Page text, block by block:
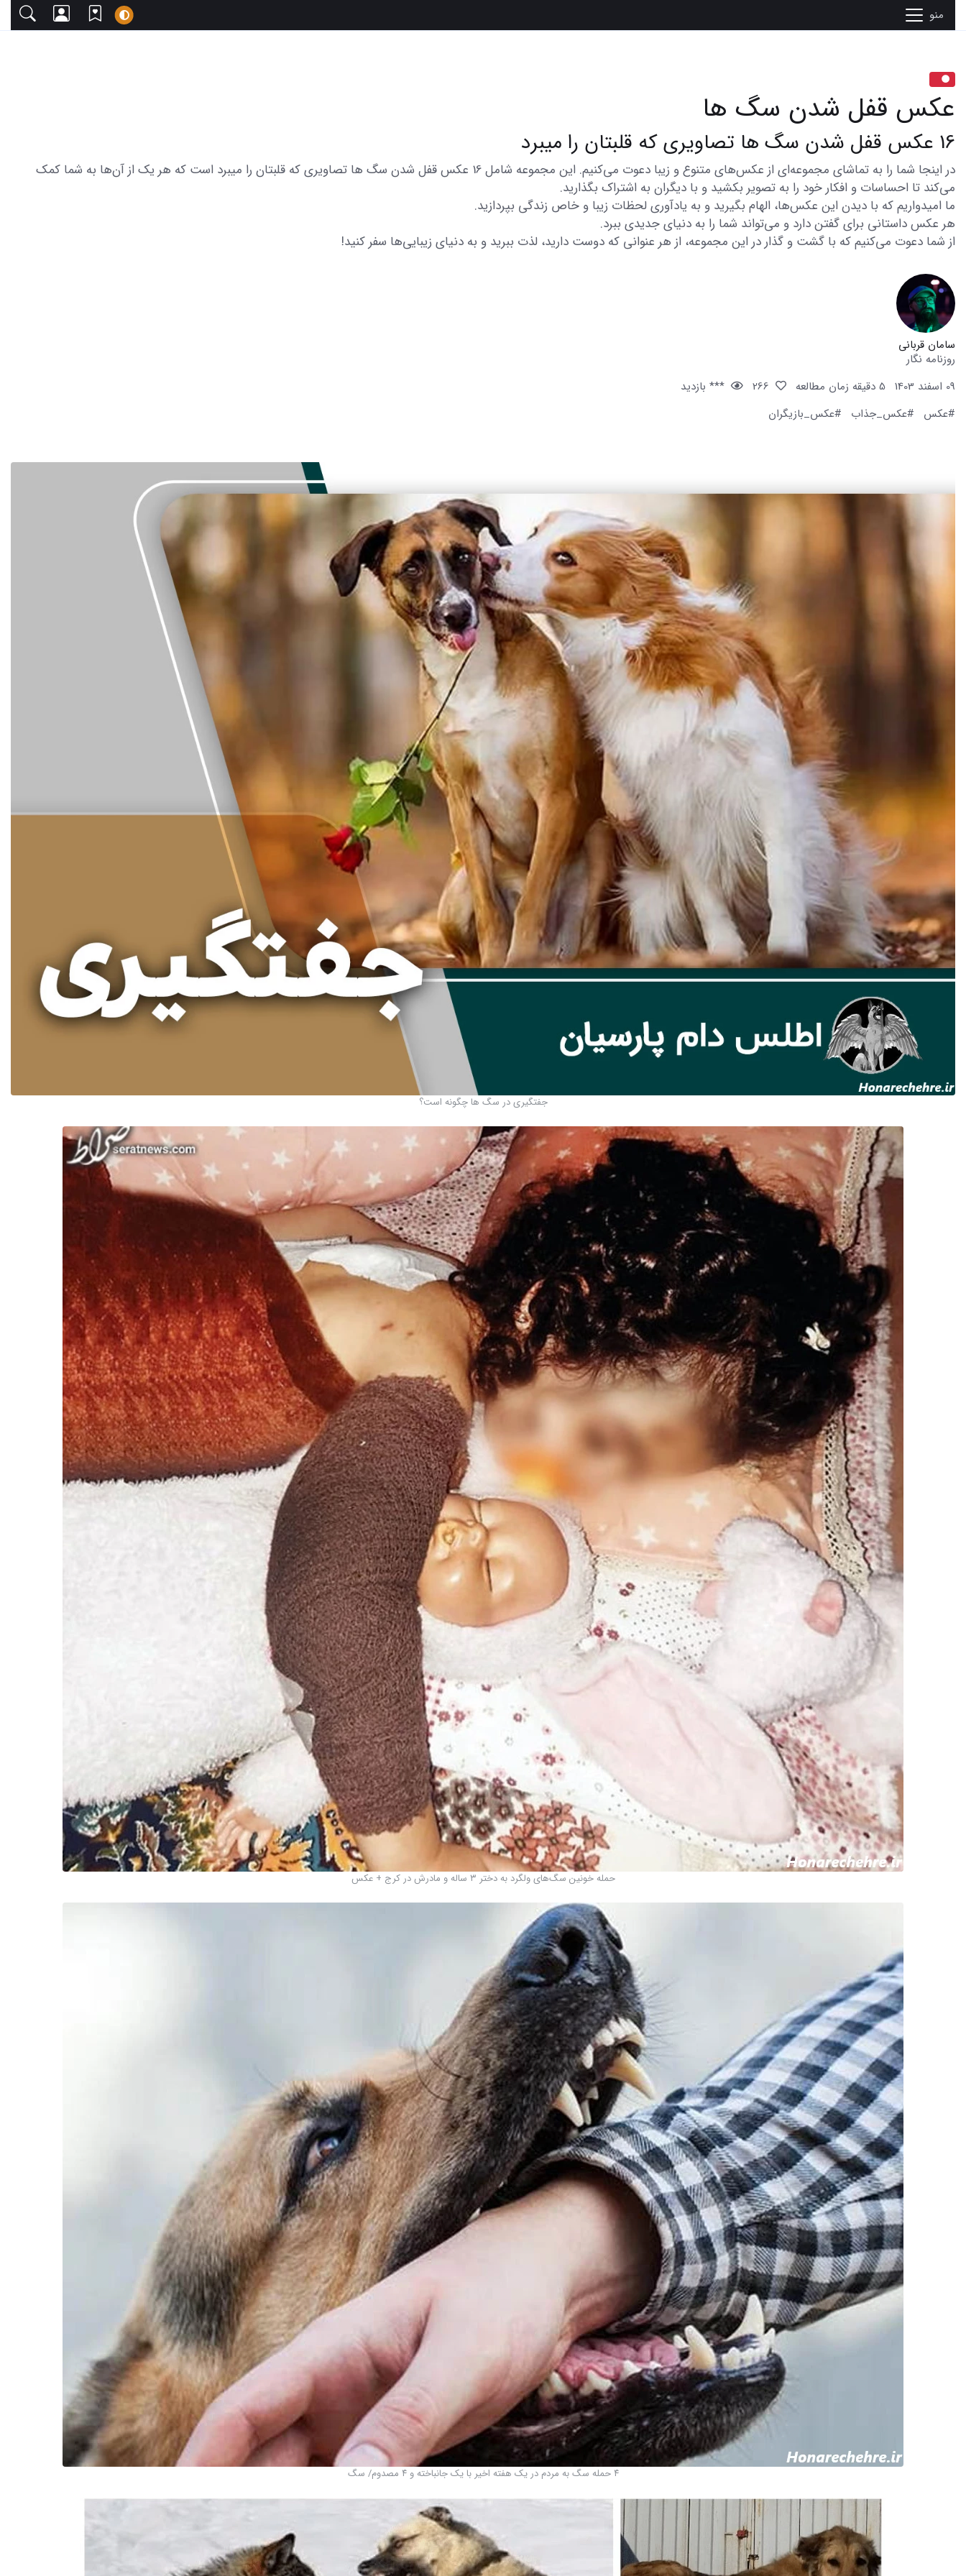
منو
عکس قفل شدن سگ ها
16 عکس قفل شدن سگ ها تصاویری که قلبتان را میبرد
در اینجا شما را به تماشای مجموعه‌ای از عکس‌های متنوع و زیبا دعوت می‌کنیم. این مجموعه شامل 16 عکس قفل شدن سگ ها تصاویری که قلبتان را میبرد است که هر یک از آن‌ها به شما کمک
می‌کند تا احساسات و افکار خود را به تصویر بکشید و با دیگران به اشتراک بگذارید.
ما امیدواریم که با دیدن این عکس‌ها، الهام بگیرید و به یادآوری لحظات زیبا و خاص زندگی بپردازید.
هر عکس داستانی برای گفتن دارد و می‌تواند شما را به دنیای جدیدی ببرد.
از شما دعوت می‌کنیم که با گشت و گذار در این مجموعه، از هر عنوانی که دوست دارید، لذت ببرید و به دنیای زیبایی‌ها سفر کنید!
سامان قربانی
روزنامه نگار
09 اسفند 1403
5 دقیقه زمان مطالعه
*** بازدید
#عکس
#عکس_جذاب #عکس_بازیگران
جفتگیری در سگ ها چگونه است؟
حمله خونین سگ‌های ولگرد به دختر ۳ ساله و مادرش در کرج + عکس
۴ حمله سگ به مردم در یک هفته اخیر با یک جانباخته و ۴ مصدوم/ سگ